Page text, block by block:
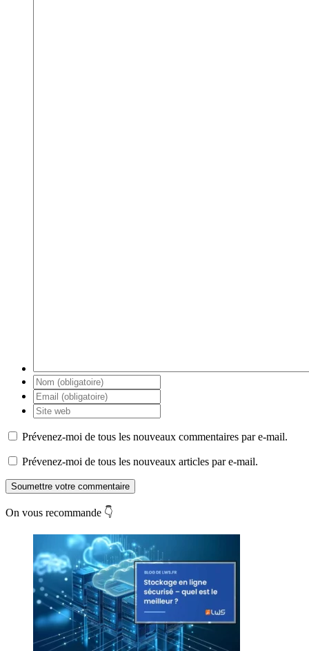
Prévenez-moi de tous les nouveaux commentaires par e-mail.
Prévenez-moi de tous les nouveaux articles par e-mail.
Soumettre votre commentaire
On vous recommande 👇